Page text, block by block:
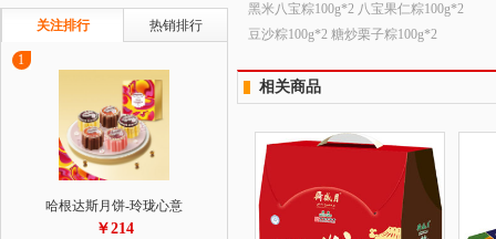
关注排行 热销排行
1
哈根达斯月饼-玲珑心意
￥214
黑米八宝粽100g*2 八宝果仁粽100g*2
豆沙粽100g*2 糖炒栗子粽100g*2
相关商品